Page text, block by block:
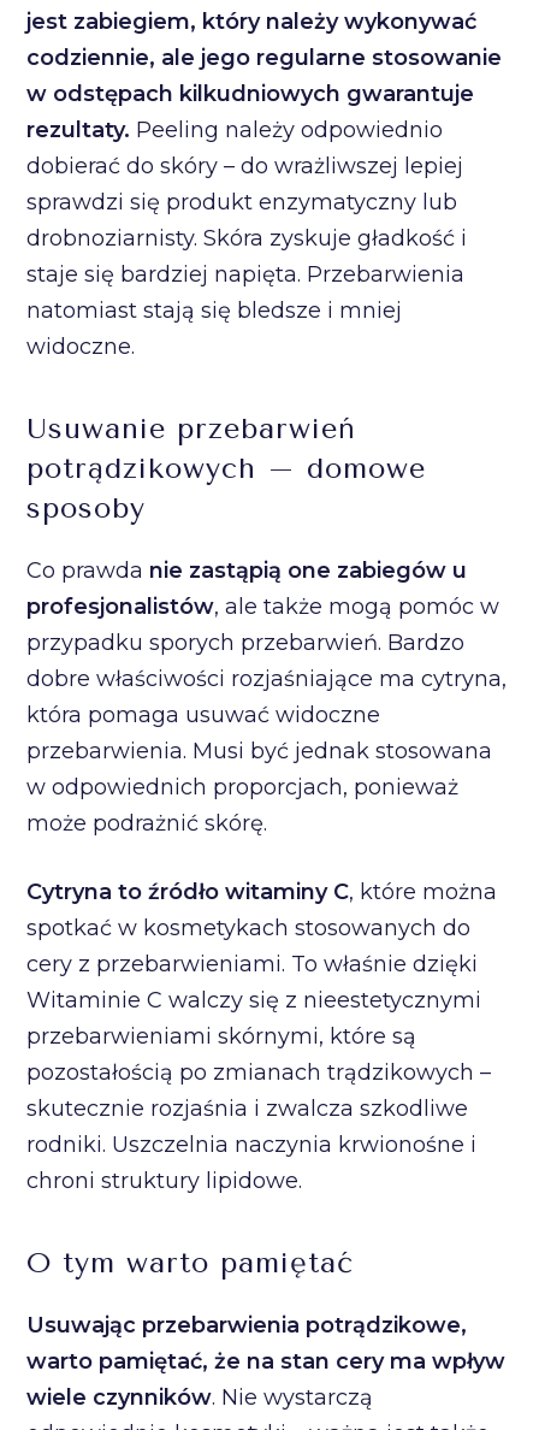
jest zabiegiem, który należy wykonywać
codziennie, ale jego regularne stosowanie
w odstępach kilkudniowych gwarantuje
rezultaty. Peeling należy odpowiednio
dobierać do skóry – do wrażliwszej lepiej
sprawdzi się produkt enzymatyczny lub
drobnoziarnisty. Skóra zyskuje gładkość i
staje się bardziej napięta. Przebarwienia
natomiast stają się bledsze i mniej
widoczne.
Usuwanie przebarwień
potrądzikowych – domowe
sposoby
Co prawda nie zastąpią one zabiegów u
profesjonalistów, ale także mogą pomóc w
przypadku sporych przebarwień. Bardzo
dobre właściwości rozjaśniające ma cytryna,
która pomaga usuwać widoczne
przebarwienia. Musi być jednak stosowana
w odpowiednich proporcjach, ponieważ
może podrażnić skórę.
Cytryna to źródło witaminy C, które można
spotkać w kosmetykach stosowanych do
cery z przebarwieniami. To właśnie dzięki
Witaminie C walczy się z nieestetycznymi
przebarwieniami skórnymi, które są
pozostałością po zmianach trądzikowych –
skutecznie rozjaśnia i zwalcza szkodliwe
rodniki. Uszczelnia naczynia krwionośne i
chroni struktury lipidowe.
O tym warto pamiętać
Usuwając przebarwienia potrądzikowe,
warto pamiętać, że na stan cery ma wpływ
wiele czynników. Nie wystarczą